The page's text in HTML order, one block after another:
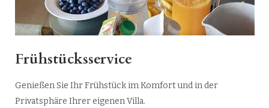
Frühstücksservice
Genießen Sie Ihr Frühstück im Komfort und in der
Privatsphäre Ihrer eigenen Villa.